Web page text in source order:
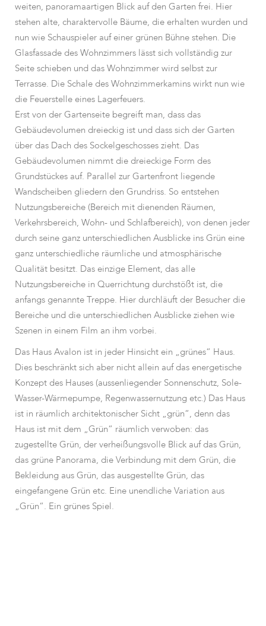
weiten, panoramaartigen Blick auf den Garten frei. Hier
stehen alte, charaktervolle Bäume, die erhalten wurden und
nun wie Schauspieler auf einer grünen Bühne stehen. Die
Glasfassade des Wohnzimmers lässt sich vollständig zur
Seite schieben und das Wohnzimmer wird selbst zur
Terrasse. Die Schale des Wohnzimmerkamins wirkt nun wie
die Feuerstelle eines Lagerfeuers.
Erst von der Gartenseite begreift man, dass das
Gebäudevolumen dreieckig ist und dass sich der Garten
über das Dach des Sockelgeschosses zieht. Das
Gebäudevolumen nimmt die dreieckige Form des
Grundstückes auf. Parallel zur Gartenfront liegende
Wandscheiben gliedern den Grundriss. So entstehen
Nutzungsbereiche (Bereich mit dienenden Räumen,
Verkehrsbereich, Wohn- und Schlafbereich), von denen jeder
durch seine ganz unterschiedlichen Ausblicke ins Grün eine
ganz unterschiedliche räumliche und atmosphärische
Qualität besitzt. Das einzige Element, das alle
Nutzungsbereiche in Querrichtung durchstößt ist, die
anfangs genannte Treppe. Hier durchläuft der Besucher die
Bereiche und die unterschiedlichen Ausblicke ziehen wie
Szenen in einem Film an ihm vorbei.
Das Haus Avalon ist in jeder Hinsicht ein „grünes“ Haus.
Dies beschränkt sich aber nicht allein auf das energetische
Konzept des Hauses (aussenliegender Sonnenschutz, Sole-
Wasser-Wärmepumpe, Regenwassernutzung etc.) Das Haus
ist in räumlich architektonischer Sicht „grün“, denn das
Haus ist mit dem „Grün“ räumlich verwoben: das
zugestellte Grün, der verheißungsvolle Blick auf das Grün,
das grüne Panorama, die Verbindung mit dem Grün, die
Bekleidung aus Grün, das ausgestellte Grün, das
eingefangene Grün etc. Eine unendliche Variation aus
„Grün“. Ein grünes Spiel.